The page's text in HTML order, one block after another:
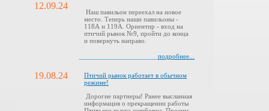
12.09.24
Наш павильон переехал на новое
место. Теперь наши павильоны -
118А и 119А. Ориентир - вход на
птичий рынок №9, пройти до конца
и повернуть направо.
подробнее...
19.08.24
Птичий рынок работает в обычном
режиме!
Дорогие партнеры! Ранее высланная
информация о прекращении работы